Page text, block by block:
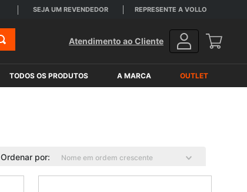
SEJA UM REVENDEDOR REPRESENTE A VOLLO
Atendimento ao Cliente
TODOS OS PRODUTOS A MARCA OUTLET
Ordenar por Nome em ordem crescente